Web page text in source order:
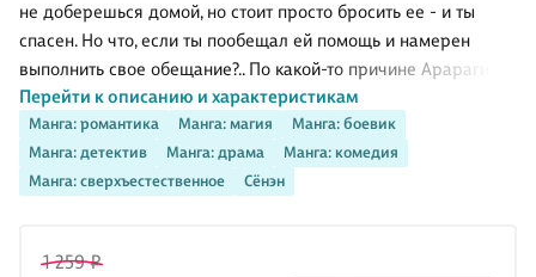
Манга: романтика Манга: магия
Манга: боевик
Манга: детектив
Манга: драма
Манга: комедия
Манга: сверхъестественное
Сёнэн
не доберешься домой, но стоит просто бросить ее - и ты
спасен. Но что, если ты пообещал ей помощь и намерен
выполнить свое обещание?.. По какой-то причине Арараги,
который, казалось бы, считает, что люди способны спасти
себя лишь сами, из раза в раз пытается помочь
окружающим - включая тех, кто уже давно покинул
человеческий мир...
Перейти к описанию и характеристикам
1 259 ₽